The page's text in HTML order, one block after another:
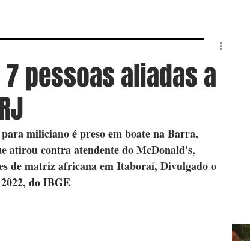
pessoas aliadas a
miliciano é preso em boate na Barra,
atirou contra atendente do McDonald's,
de matriz africana em Itaboraí, Divulgado o
do IBGE